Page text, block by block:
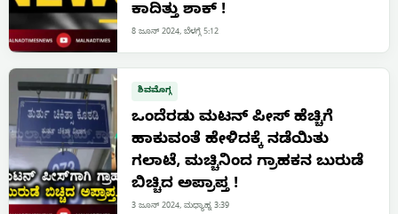
ಕಾದಿತ್ತು ಶಾಕ್ !
8 ಜೂನ್ 2024, ಬೆಳಗ್ಗೆ 5:12
ಶಿವಮೊಗ್ಗ
ಒಂದೆರಡು ಮಟನ್ ಪೀಸ್ ಹೆಚ್ಚಿಗೆ
ಹಾಕುವಂತೆ ಹೇಳಿದಕ್ಕೆ ನಡೆಯಿತು
ಗಲಾಟೆ, ಮಚ್ಚಿನಿಂದ ಗ್ರಾಹಕನ ಬುರುಡೆ
ಬಿಚ್ಚಿದ ಅಪ್ರಾಪ್ತ !
3 ಜೂನ್ 2024, ಮಧ್ಯಾಹ್ನ 3:39